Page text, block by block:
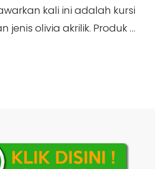
kali ini adalah kursi
jenis olivia akrilik. Produk …